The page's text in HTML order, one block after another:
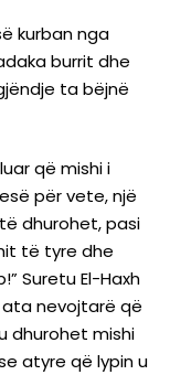
kurban nga
burrit dhe
ta bëjnë
që mishi i
për vete, një
dhurohet, pasi
të tyre dhe
Suretu El-Haxh
ata nevojtarë që
dhurohet mishi
atyre që lypin u